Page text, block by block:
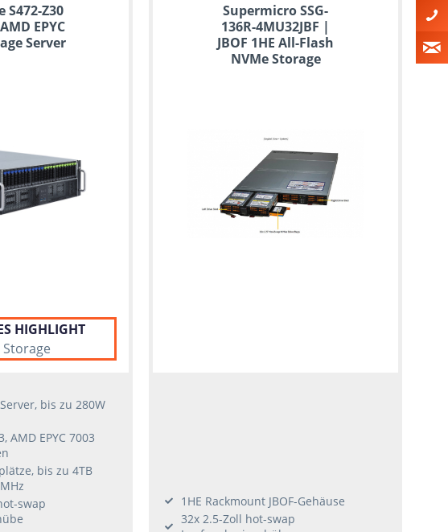
S472-Z30
EPYC
Server
HIGHLIGHT
bis zu 280W
AMD EPYC 7003
bis zu 4TB
swap
Supermicro SSG-
136R-4MU32JBF |
JBOF 1HE All-Flash
NVMe Storage
1HE Rackmount JBOF-Gehäuse
32x 2.5-Zoll hot-swap